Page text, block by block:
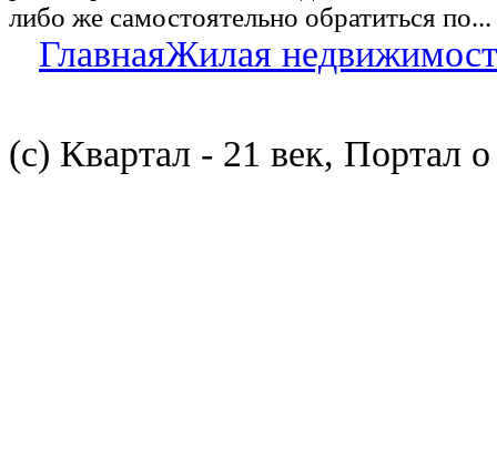
либо же самостоятельно обратиться по...
ГлавнаяЖилая
(с) Квартал - 21 век, Портал